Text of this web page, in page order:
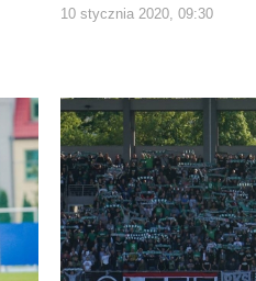
10 stycznia 2020, 09:30